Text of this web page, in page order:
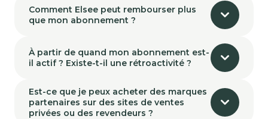
Comment Elsee peut rembourser plus
que mon abonnement ?
À partir de quand mon abonnement est-
il actif ? Existe-t-il une rétroactivité ?
Est-ce que je peux acheter des marques
partenaires sur des sites de ventes
privées ou des revendeurs ?